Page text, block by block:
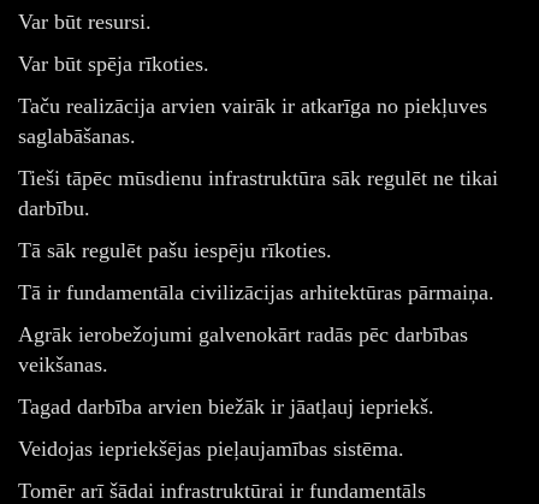
Var būt resursi.
Var būt spēja rīkoties.
Taču realizācija arvien vairāk ir atkarīga no piekļuves
saglabāšanas.
Tieši tāpēc mūsdienu infrastruktūra sāk regulēt ne tikai
darbību.
Tā sāk regulēt pašu iespēju rīkoties.
Tā ir fundamentāla civilizācijas arhitektūras pārmaiņa.
Agrāk ierobežojumi galvenokārt radās pēc darbības
veikšanas.
Tagad darbība arvien biežāk ir jāatļauj iepriekš.
Veidojas iepriekšējas pieļaujamības sistēma.
Tomēr arī šādai infrastruktūrai ir fundamentāls